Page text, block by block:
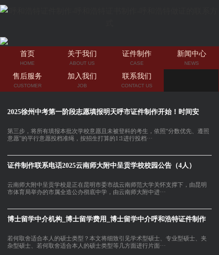
首页
HOME
关于我们
ABOUT US
证件制作
CASE
新闻中心
NEWS
售后服务
CUSTOMER
加入我们
JOB
联系我们
CONTACT US
2025徐州中考第一阶段志愿填报明天呼市证件制作开始！时间安
第三步，将所有填报本批次学校意愿且未被登科的考生，依照“分数优先、遵照
意愿”的平行意愿投档准绳，按招生打算的1∶1进行投档···
证件制作联系电话2025云南师大附中呈贡学校校园公告（4人）
云南师大附中呈贡学校是正在昆明市委市战云南师范大学关怀支撑下，由昆明
市体育局举办的市属全造公办彻底中学，由云南师大附中进···
博士留学中介机构_博士留学费用_博士留学中介呼和浩特证件制作
若何取舍适合本人的硕士类型？本文将细致引见学术型硕士、专业型硕士、夹
杂型硕士、若何取舍适合本人的硕士类型等几方面进行片面···